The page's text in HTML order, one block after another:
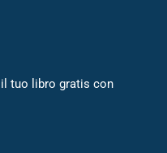
tuo libro gratis con